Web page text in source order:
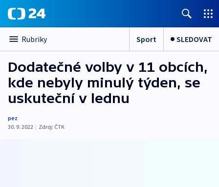
Rubriky Sport SLEDOVAT
Dodatečné volby v 11 obcích,
kde nebyly minulý týden, se
uskuteční v lednu
pez
30. 9. 2022 | Zdroj: ČTK